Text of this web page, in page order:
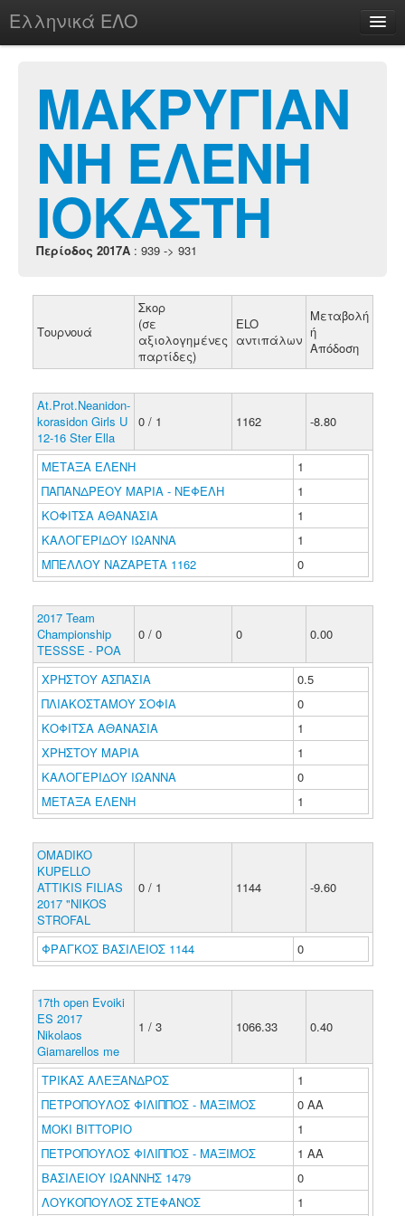
Ελληνικά ΕΛΟ
chesstu.be @ discord
Login
ΜΑΚΡΥΓΙΑΝ
ΝΗ ΕΛΕΝΗ
ΙΟΚΑΣΤΗ
Περίοδος 2017A : 939 -> 931
Τουρνουά
Σκορ
(σε
αξιολογημένες
παρτίδες)
ELO
αντιπάλων
Μεταβολή
ή
Απόδοση
At.Prot.Neanidon-
korasidon Girls U
12-16 Ster Ella
0 / 1 1162 -8.80
ΜΕΤΑΞΑ ΕΛΕΝΗ
1
ΠΑΠΑΝΔΡΕΟΥ ΜΑΡΙΑ - ΝΕΦΕΛΗ
1
ΚΟΦΙΤΣΑ ΑΘΑΝΑΣΙΑ
1
ΚΑΛΟΓΕΡΙΔΟΥ ΙΩΑΝΝΑ
1
ΜΠΕΛΛΟΥ ΝΑΖΑΡΕΤΑ 1162
0
2017 Team
Championship
TESSSE - POA
0 / 0 0 0.00
ΧΡΗΣΤΟΥ ΑΣΠΑΣΙΑ
0.5
ΠΛΙΑΚΟΣΤΑΜΟΥ ΣΟΦΙΑ
0
ΚΟΦΙΤΣΑ ΑΘΑΝΑΣΙΑ
1
ΧΡΗΣΤΟΥ ΜΑΡΙΑ
1
ΚΑΛΟΓΕΡΙΔΟΥ ΙΩΑΝΝΑ
0
ΜΕΤΑΞΑ ΕΛΕΝΗ
1
OMADIKO
KUPELLO
ATTIKIS FILIAS
2017 "NIKOS
STROFAL
0 / 1 1144 -9.60
ΦΡΑΓΚΟΣ ΒΑΣΙΛΕΙΟΣ 1144 0
17th open Evoiki
ES 2017
Nikolaos
Giamarellos me
1 / 3 1066.33 0.40
ΤΡΙΚΑΣ ΑΛΕΞΑΝΔΡΟΣ
1
ΠΕΤΡΟΠΟΥΛΟΣ ΦΙΛΙΠΠΟΣ - ΜΑΞΙΜΟΣ
0 ΑΑ
ΜΟΚΙ ΒΙΤΤΟΡΙΟ
1
ΠΕΤΡΟΠΟΥΛΟΣ ΦΙΛΙΠΠΟΣ - ΜΑΞΙΜΟΣ
1 ΑΑ
ΒΑΣΙΛΕΙΟΥ ΙΩΑΝΝΗΣ 1479
0
ΛΟΥΚΟΠΟΥΛΟΣ ΣΤΕΦΑΝΟΣ
1